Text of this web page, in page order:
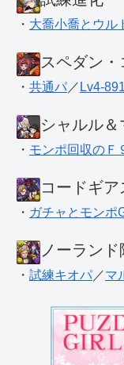
・ 大喬小喬とウル
スペダン
・ 共通パ ／ Lv4-891
シャルル
・ モンポ回収のＦ
コードギ
・ ガチャとモンポ
ノーランド
・ 試練キオパ ／マ